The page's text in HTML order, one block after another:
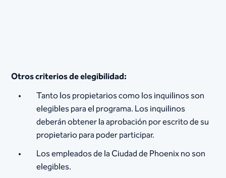
Otros criterios de elegibilidad:
Tanto los propietarios como los inquilinos son
elegibles para el programa. Los inquilinos
deberán obtener la aprobación por escrito de su
propietario para poder participar.
Los empleados de la Ciudad de Phoenix no son
elegibles.